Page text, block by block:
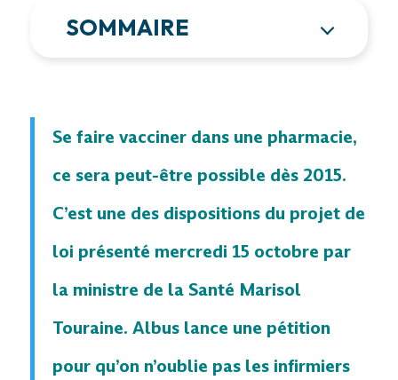
SOMMAIRE
Se faire vacciner dans une pharmacie,
ce sera peut-être possible dès 2015.
C’est une des dispositions du projet de
loi présenté mercredi 15 octobre par
la ministre de la Santé Marisol
Touraine. Albus lance une pétition
pour qu’on n’oublie pas les infirmiers